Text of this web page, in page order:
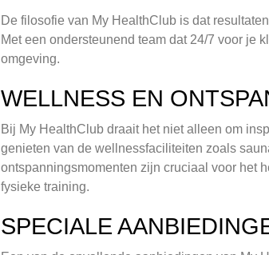
De filosofie van My HealthClub is dat
Met een ondersteunend team dat 24/7 voor je
omgeving.
WELLNESS EN
Bij My HealthClub draait het niet alleen om
genieten van de wellnessfaciliteiten zoals
ontspanningsmomenten zijn cruciaal voor het
fysieke training.
SPECIALE